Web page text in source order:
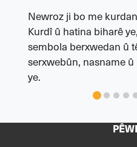
Newroz ji bo me
Kurdî û hatina biharê
sembola berxwedan û
serxwebûn, nasname
ye.